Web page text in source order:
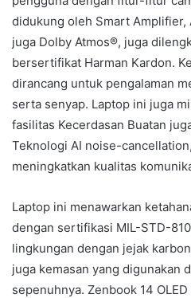
didukung oleh Smart Amplifier,
juga Dolby Atmos®, juga
bersertifikat Harman Kardon.
dirancang untuk pengalaman
serta senyap. Laptop ini juga
fasilitas Kecerdasan Buatan
Teknologi AI noise-
meningkatkan kualitas
Laptop ini menawarkan
dengan sertifikasi MIL-STD-
lingkungan dengan jejak
juga kemasan yang digunakan
sepenuhnya. Zenbook 14